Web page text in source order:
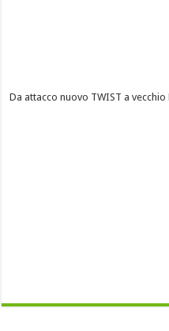
Da attacco nuovo TWIST a vecchio